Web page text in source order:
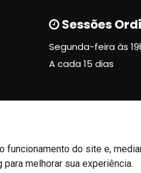
Sessões
Segunda-feira às
A cada 15 dias
funcionamento do site e,
melhorar sua experiência.